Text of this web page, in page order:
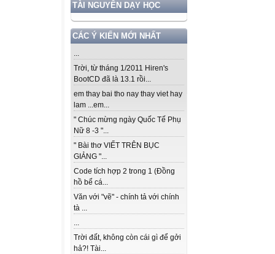
TÀI NGUYÊN DẠY HỌC
CÁC Ý KIẾN MỚI NHẤT
...
Trời, từ tháng 1/2011 Hiren's
BootCD đã là 13.1 rồi...
em thay bai tho nay thay viet hay
lam ...em...
" Chúc mừng ngày Quốc Tế Phụ
Nữ 8 -3 "...
" Bài thơ VIẾT TRÊN BỤC
GIẢNG "...
Code tích hợp 2 trong 1 (Đồng
hồ bể cá...
Văn với "vẽ" - chính tả với chính
tà ...
...
Trời đất, không còn cái gì để gởi
hả?! Tài...